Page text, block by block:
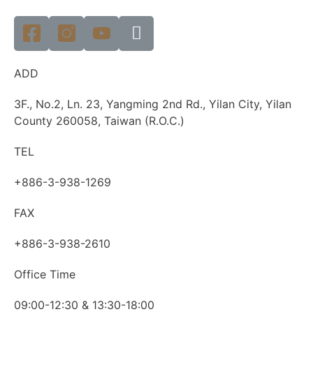
ADD
3F., No.2, Ln. 23, Yangming 2nd Rd., Yilan City, Yilan
County 260058, Taiwan (R.O.C.)
TEL
+886-3-938-1269​
FAX
+886-3-938-2610
Office Time
09:00-12:30 & 13:30-18:00